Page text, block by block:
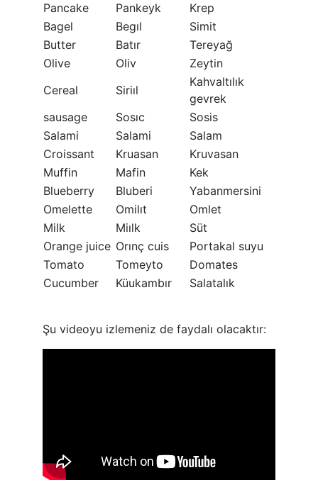
Pancake
Pankeyk
Krep
Bagel
Begıl
Simit
Butter
Batır
Tereyağ
Olive
Oliv
Zeytin
Cereal
Siriıl
Kahvaltılık
gevrek
sausage
Sosıc
Sosis
Salami
Salami
Salam
Croissant
Kruasan
Kruvasan
Muffin
Mafin
Kek
Blueberry
Bluberi
Yabanmersini
Omelette
Omilıt
Omlet
Milk
Miılk
Süt
Orange juice Orınç cuis
Portakal suyu
Tomato
Tomeyto
Domates
Cucumber
Küukambır Salatalık
Şu videoyu izlemeniz de faydalı olacaktır: